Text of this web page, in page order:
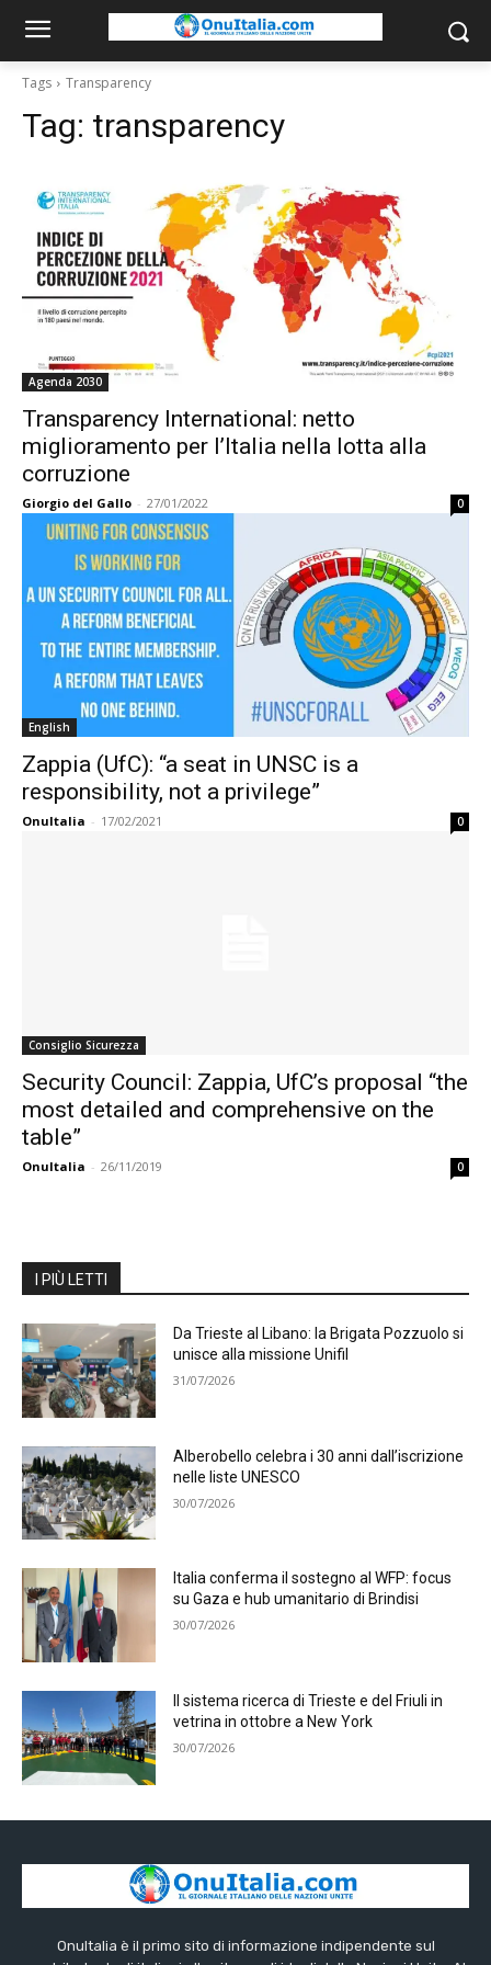
Tags Transparency
Tag: transparency
Agenda 2030
Transparency International: netto
miglioramento per l’Italia nella lotta alla
corruzione
Giorgio del Gallo - 27/01/2022 0
English
Zappia (UfC): “a seat in UNSC is a
responsibility, not a privilege”
OnuItalia - 17/02/2021 0
Consiglio Sicurezza
Security Council: Zappia, UfC’s proposal “the
most detailed and comprehensive on the
table”
OnuItalia - 26/11/2019 0
I PIÙ LETTI
Da Trieste al Libano: la Brigata Pozzuolo si
unisce alla missione Unifil
31/07/2026
Alberobello celebra i 30 anni dall’iscrizione
nelle liste UNESCO
30/07/2026
Italia conferma il sostegno al WFP: focus
su Gaza e hub umanitario di Brindisi
30/07/2026
Il sistema ricerca di Trieste e del Friuli in
vetrina in ottobre a New York
30/07/2026
OnuItalia è il primo sito di informazione indipendente sul